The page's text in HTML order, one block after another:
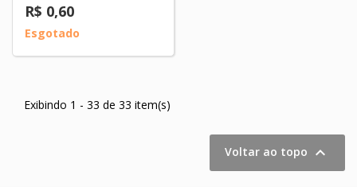
R$ 0,60
Esgotado
Exibindo 1 - 33 de 33 item(s)
Voltar ao topo 